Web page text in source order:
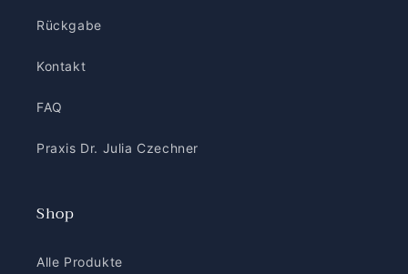
Rückgabe
Kontakt
FAQ
Praxis Dr. Julia Czechner
Shop
Alle Produkte